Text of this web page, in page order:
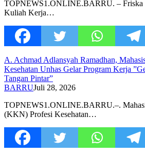
TOPNEWS1.ONLINE.BARRU. – Friska
Kuliah Kerja…
A. Achmad Adlansyah Ramadhan,
Kesehatan Unhas Gelar Program Kerja
Tangan Pintar”
BARRUJuli 28, 2026
TOPNEWS1.ONLINE.BARRU.–.
(KKN) Profesi Kesehatan…